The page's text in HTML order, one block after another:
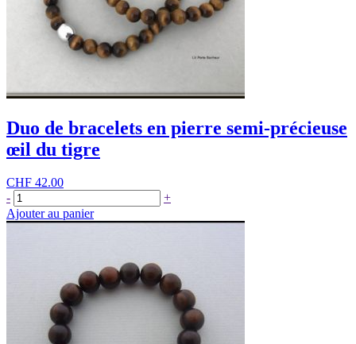
Duo de bracelets en pierre semi-précieuse
œil du tigre
CHF 42.00
- quantité
de
Duo
précieuse
+
Ajouter au panier